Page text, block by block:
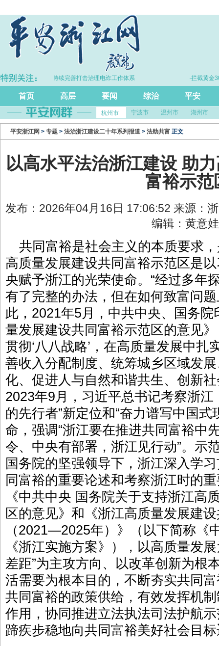
·浙江持续完善打击治理电诈工作体系 ·拦截黄金30余千克、
首页 高层 要闻 综治 平安
杭州市 宁波市 温州市 湖州市
平安浙江网 > 专题 > 法治浙江建设二十年系列报道 > 法助共富 正文
以高水平法治浙江建设 助
富裕示范
发布：2026年04月16日 17:06:52 来源：
编辑：黄意
共同富裕是社会主义的本质要求
高质量发展建设共同富裕示范区是
央赋予浙江的光荣使命。“经过多年
有了完整的办法，但在如何致富问
此，2021年5月，中共中央、国务
量发展建设共同富裕示范区的意见
贯彻‘八八战略’，在高质量发展中
善收入分配制度、统筹城乡区域发
化、促进人与自然和谐共生、创新
2023年9月，习近平总书记考察浙江
的先行者”新定位和“奋力谱写中国式
命，强调“浙江要在推进共同富裕中
令、中央有部署，浙江见行动”。示
国务院的坚强领导下，浙江深入学
同富裕的重要论述和考察浙江时的
《中共中央 国务院关于支持浙江高
区的意见》和《浙江高质量发展建
（2021—2025年）》（以下简称《
《浙江实施方案》），以高质量发
差距”为主攻方向、以改革创新为根
活需要为根本目的，不断夯实共同
共同富裕的政策供给，有效发挥机
作用，协同推进立法执法司法护航
蹄疾步稳地向共同富裕美好社会目